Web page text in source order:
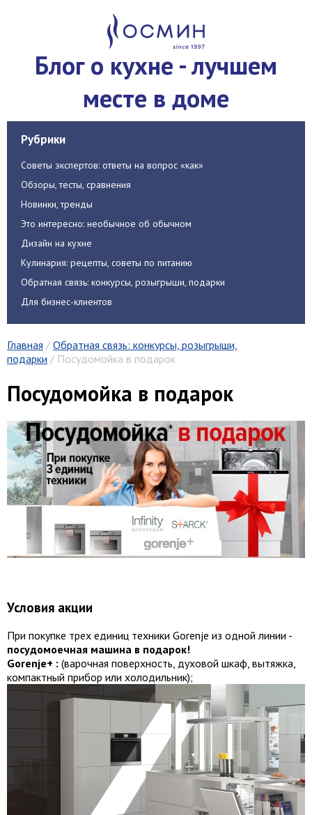
Блог о кухне - лучшем
месте в доме
Рубрики
Советы экспертов: ответы на вопрос «как»
Обзоры, тесты, сравнения
Новинки, тренды
Это интересно: необычное об обычном
Дизайн на кухне
Кулинария: рецепты, советы по питанию
Обратная связь: конкурсы, розыгрыши, подарки
Для бизнес-клиентов
Главная / Обратная связь: конкурсы, розыгрыши,
подарки / Посудомойка в подарок
Посудомойка в подарок
Условия акции
При покупке трех единиц техники Gorenje из одной линии -
посудомоечная машина в подарок!
Gorenje+ : (варочная поверхность, духовой шкаф, вытяжка,
компактный прибор или холодильник);